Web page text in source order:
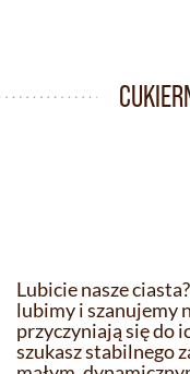
Lubicie nasze
lubimy i szanujemy
przyczyniają się do
szukasz stabilnego